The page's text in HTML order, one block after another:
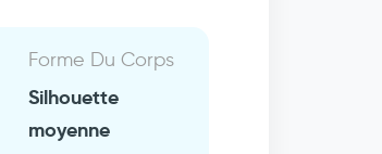
Forme Du Corps
Silhouette
moyenne